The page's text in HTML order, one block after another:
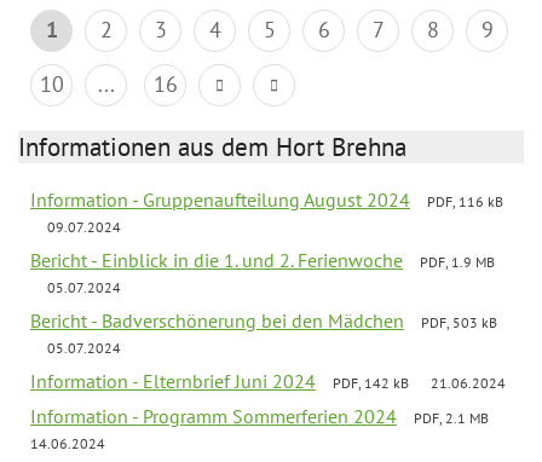
1 2 3 4 5 6 7 8
9
10
... 16
Informationen aus dem Hort Brehna
Information - Gruppenaufteilung August 2024
PDF, 116 kB
09.07.2024
Bericht - Einblick in die 1. und 2. Ferienwoche
PDF, 1.9 MB
05.07.2024
Bericht - Badverschönerung bei den Mädchen
PDF, 503 kB
05.07.2024
Information - Elternbrief Juni 2024 PDF, 142 kB 21.06.2024
Information - Programm Sommerferien 2024
PDF, 2.1 MB
14.06.2024